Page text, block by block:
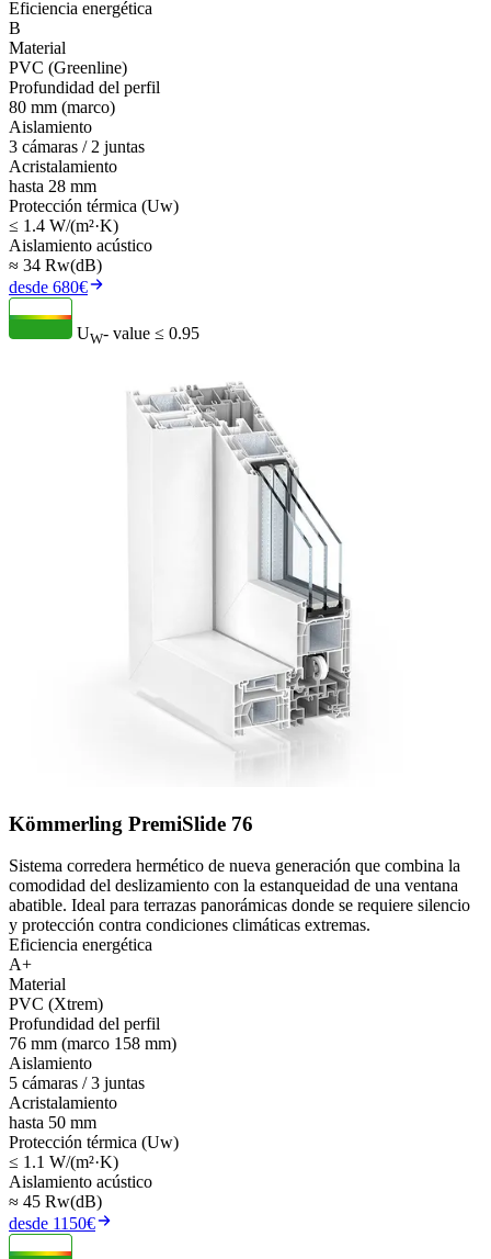
Eficiencia energética
B
Material
PVC (Greenline)
Profundidad del perfil
80 mm (marco)
Aislamiento
3 cámaras / 2 juntas
Acristalamiento
hasta 28 mm
Protección térmica (Uw)
≤ 1.4 W/(m²·K)
Aislamiento acústico
≈ 34 Rw(dB)
desde 680€
UW- value ≤ 0.95
Kömmerling PremiSlide 76
Sistema corredera hermético de nueva generación que combina la
comodidad del deslizamiento con la estanqueidad de una ventana
abatible. Ideal para terrazas panorámicas donde se requiere silencio
y protección contra condiciones climáticas extremas.
Eficiencia energética
A+
Material
PVC (Xtrem)
Profundidad del perfil
76 mm (marco 158 mm)
Aislamiento
5 cámaras / 3 juntas
Acristalamiento
hasta 50 mm
Protección térmica (Uw)
≤ 1.1 W/(m²·K)
Aislamiento acústico
≈ 45 Rw(dB)
desde 1150€